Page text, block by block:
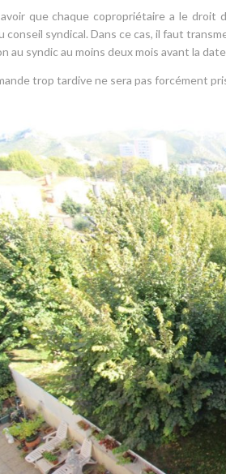
que chaque copropriétaire a le droit
conseil syndical. Dans ce cas, il faut
au syndic au moins deux mois avant la date
trop tardive ne sera pas forcément